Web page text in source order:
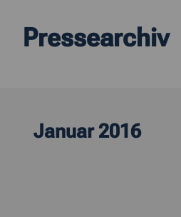
Pressearchiv
Januar 2016